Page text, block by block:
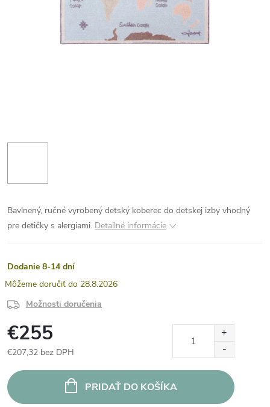
Bavlnený, ručné vyrobený detský koberec do detskej izby vhodný
pre detičky s alergiami. Detailné informácie
Dodanie 8-14 dní
28.8.2026
Možnosti doručenia
€255
€207,32 bez DPH
cena:
PRIDAŤ DO KOŠÍKA